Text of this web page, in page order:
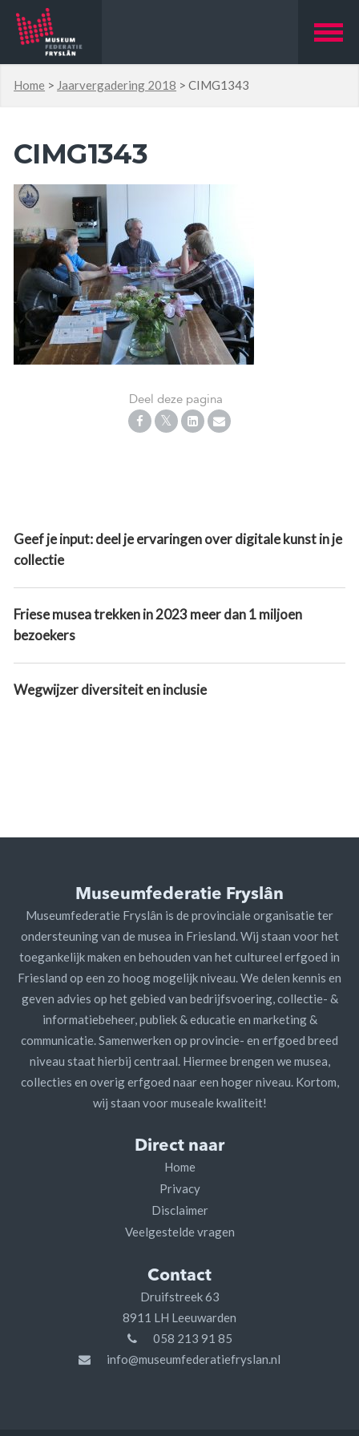
Home > Jaarvergadering 2018 >CIMG1343
CIMG1343
Deel deze pagina
Geef je input: deel je ervaringen over digitale kunst in je
collectie
Friese musea trekken in 2023 meer dan 1 miljoen
bezoekers
Wegwijzer diversiteit en inclusie
Museumfederatie Fryslân
Museumfederatie Fryslân is de provinciale organisatie ter
ondersteuning van de musea in Friesland. Wij staan voor het
toegankelijk maken en behouden van het cultureel erfgoed in
Friesland op een zo hoog mogelijk niveau. We delen kennis en
geven advies op het gebied van bedrijfsvoering, collectie- &
informatiebeheer, publiek & educatie en marketing &
communicatie. Samenwerken op provincie- en erfgoed breed
niveau staat hierbij centraal. Hiermee brengen we musea,
collecties en overig erfgoed naar een hoger niveau. Kortom,
wij staan voor museale kwaliteit!
Direct naar
Home
Privacy
Disclaimer
Veelgestelde vragen
Contact
Druifstreek 63
8911 LH Leeuwarden
058 213 91 85
info@museumfederatiefryslan.nl